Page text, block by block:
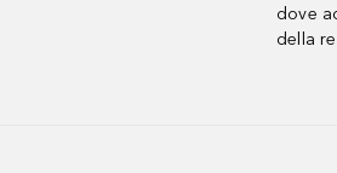
dove
della